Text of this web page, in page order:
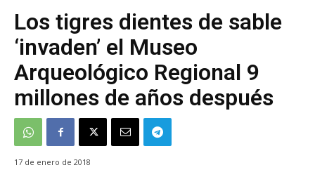
Los tigres dientes de sable
‘invaden’ el Museo
Arqueológico Regional 9
millones de años después
17 de enero de 2018